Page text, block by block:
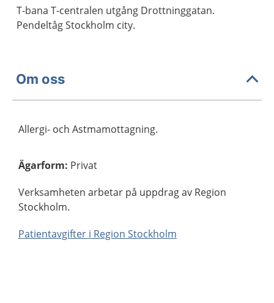
T-bana T-centralen utgång Drottninggatan.
Pendeltåg Stockholm city.
Om oss
Allergi- och Astmamottagning.
Ägarform: Privat
Verksamheten arbetar på uppdrag av Region
Stockholm.
Patientavgifter i Region Stockholm